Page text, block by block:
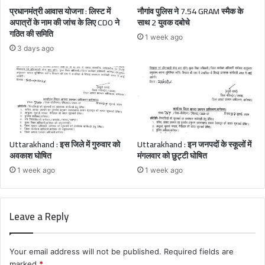
प्रधानमंत्री आवास योजना : लिस्ट में
अपात्रों के नाम की जांच के लिए CDO ने
गठित की समिति
3 days ago
नौगांव पुलिस ने 7.54 GRAM स्मैक के
साथ 2 युवक दबोचे
1 week ago
Uttarakhand : इस जिले में गुरुवार को
अवकाश घोषित
1 week ago
Uttarakhand : इन जनपदों के स्कूलों में
मंगलवार को छुट्टी घोषित
1 week ago
Leave a Reply
Your email address will not be published. Required fields are